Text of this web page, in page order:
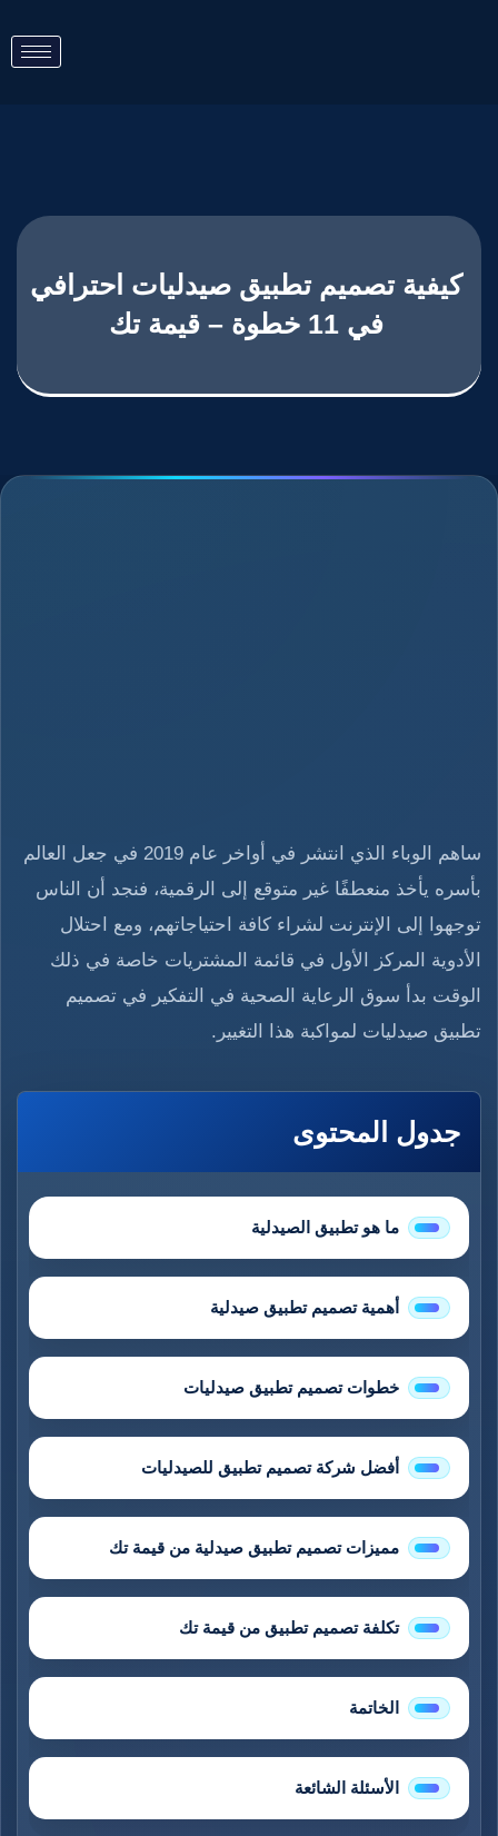
كيفية تصميم تطبيق صيدليات احترافي
في 11 خطوة – قيمة تك
ساهم الوباء الذي انتشر في أواخر عام 2019 في جعل العالم
بأسره يأخذ منعطفًا غير متوقع إلى الرقمية، فنجد أن الناس
توجهوا إلى الإنترنت لشراء كافة احتياجاتهم، ومع احتلال
الأدوية المركز الأول في قائمة المشتريات خاصة في ذلك
الوقت بدأ سوق الرعاية الصحية في التفكير في تصميم
تطبيق صيدليات لمواكبة هذا التغيير.
جدول المحتوى
ما هو تطبيق الصيدلية
أهمية تصميم تطبيق صيدلية
خطوات تصميم تطبيق صيدليات
أفضل شركة تصميم تطبيق للصيدليات
مميزات تصميم تطبيق صيدلية من قيمة تك
تكلفة تصميم تطبيق من قيمة تك
الخاتمة
الأسئلة الشائعة